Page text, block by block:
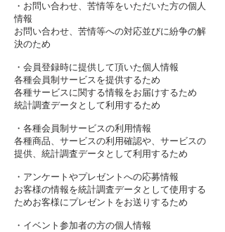
・お問い合わせ、苦情等をいただいた方の個人
情報
お問い合わせ、苦情等への対応並びに紛争の解
決のため
・会員登録時に提供して頂いた個人情報
各種会員制サービスを提供するため
各種サービスに関する情報をお届けするため
統計調査データとして利用するため
・各種会員制サービスの利用情報
各種商品、サービスの利用確認や、サービスの
提供、統計調査データとして利用するため
・アンケートやプレゼントへの応募情報
お客様の情報を統計調査データとして使用する
ためお客様にプレゼントをお送りするため
・イベント参加者の方の個人情報